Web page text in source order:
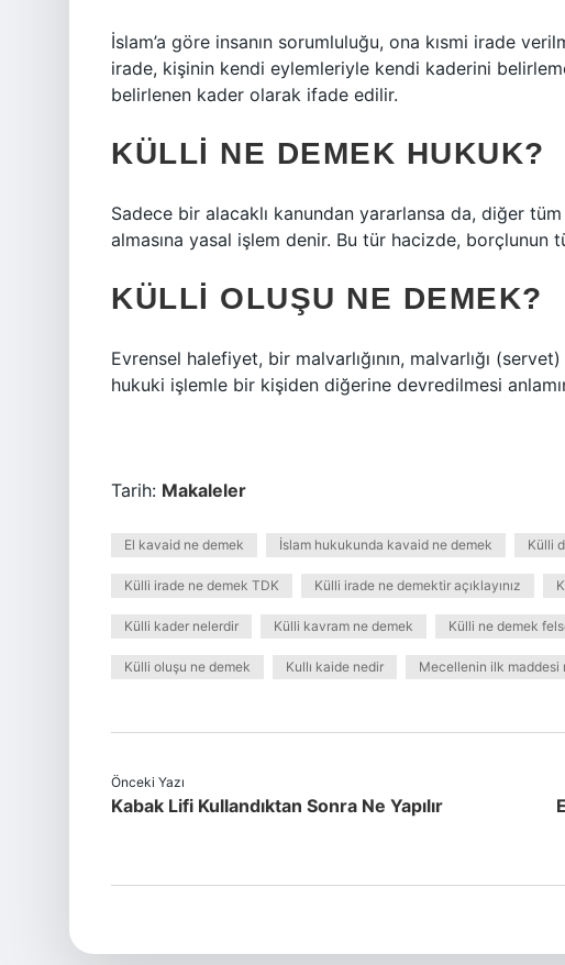
İslam’a göre insanın sorumluluğu, ona kısmi irade
irade, kişinin kendi eylemleriyle kendi kaderini
belirlenen kader olarak ifade edilir.
KÜLLI NE DEMEK HUKUK?
Sadece bir alacaklı kanundan yararlansa da, diğer
almasına yasal işlem denir. Bu tür hacizde, borçlunun
KÜLLI OLUŞU NE DEMEK?
Evrensel halefiyet, bir malvarlığının, malvarlığı
hukuki işlemle bir kişiden diğerine devredilmesi
Tarih: Makaleler
El kavaid ne demek İslam hukukunda kavaid ne demek Külli
Külli irade ne demek TDK Külli irade ne demektir açıklayınız
Külli kader nelerdir Külli kavram ne demek Külli ne demek
Külli oluşu ne demek Kullı kaide nedir Mecellenin ilk maddesi
Önceki Yazı
Kabak Lifi Kullandıktan Sonra Ne Yapılır